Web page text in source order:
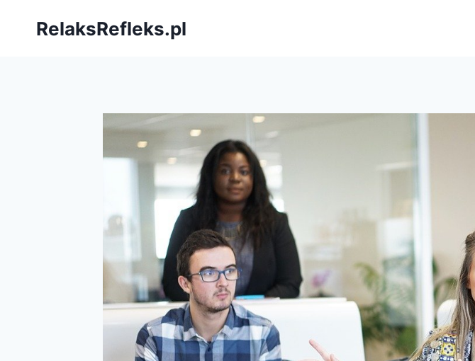
RelaksRefleks.pl